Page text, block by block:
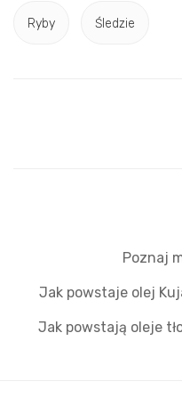
Ryby Śledzie
Poznaj
Jak powstaje olej
Jak powstają oleje